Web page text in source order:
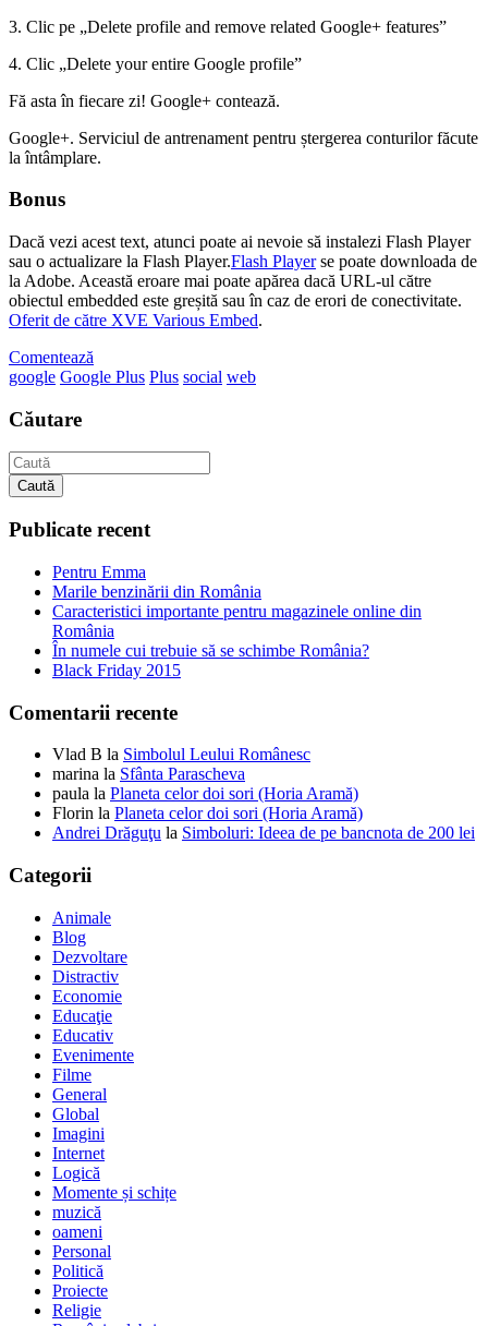
3. Clic pe „Delete profile and remove related Google+ features”
4. Clic „Delete your entire Google profile”
Fă asta în fiecare zi! Google+ contează.
Google+. Serviciul de antrenament pentru ștergerea conturilor făcute
la întâmplare.
Bonus
Dacă vezi acest text, atunci poate ai nevoie să instalezi Flash Player
sau o actualizare la Flash Player.Flash Playerse poate downloada de
la Adobe. Această eroare mai poate apărea dacă URL-ul către
obiectul embedded este greșită sau în caz de erori de conectivitate.
Oferit de către XVE Various Embed.
Comentează
google Google Plus Plus social web
Căutare
Caută
Publicate recent
Pentru Emma
Marile benzinării din România
Caracteristici importante pentru magazinele online din
România
În numele cui trebuie să se schimbe România?
Black Friday 2015
Comentarii recente
Vlad B la Simbolul Leului Românesc
marina la Sfânta Parascheva
paula la Planeta celor doi sori (Horia Aramă)
Florin la Planeta celor doi sori (Horia Aramă)
Andrei Drăguţu la Simboluri: Ideea de pe bancnota de 200 lei
Categorii
Animale
Blog
Dezvoltare
Distractiv
Economie
Educaţie
Educativ
Evenimente
Filme
General
Global
Imagini
Internet
Logică
Momente și schițe
muzică
oameni
Personal
Politică
Proiecte
Religie